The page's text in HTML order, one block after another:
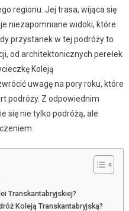
regionu. Jej trasa, wijąca się
niezapomniane widoki, które
przystanek w tej podróży to
od architektonicznych perełek
Koleją
uwagę na pory roku, które
podróży. Z odpowiednim
się nie tylko podróżą, ale
Transkantabryjskiej?
Koleją Transkantabryjską?